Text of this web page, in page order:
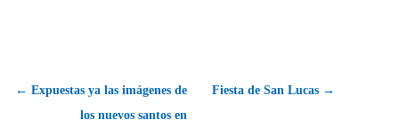
← Expuestas ya las imágenes de
los nuevos santos en
Fiesta de San Lucas →